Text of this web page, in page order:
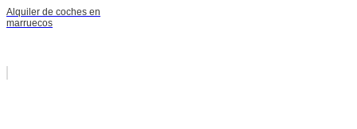
Alquiler de coches en
marruecos